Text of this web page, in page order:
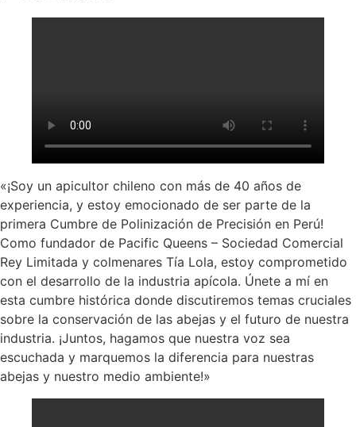
«¡Soy un apicultor chileno con más de 40 años de
experiencia, y estoy emocionado de ser parte de la
primera Cumbre de Polinización de Precisión en Perú!
Como fundador de Pacific Queens – Sociedad Comercial
Rey Limitada y colmenares Tía Lola, estoy comprometido
con el desarrollo de la industria apícola. Únete a mí en
esta cumbre histórica donde discutiremos temas cruciales
sobre la conservación de las abejas y el futuro de nuestra
industria. ¡Juntos, hagamos que nuestra voz sea
escuchada y marquemos la diferencia para nuestras
abejas y nuestro medio ambiente!»